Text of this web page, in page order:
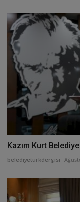
Kazım Kurt
belediyeturkdergisi